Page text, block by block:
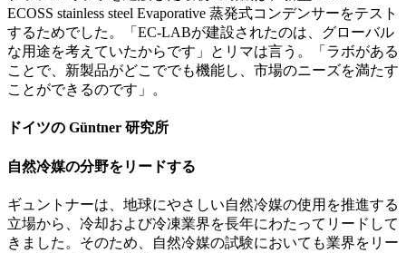
ECOSS stainless steel Evaporative 蒸発式コンデンサーをテスト
するためでした。「EC-LABが建設されたのは、グローバル
な用途を考えていたからです」とリマは言う。「ラボがある
ことで、新製品がどこででも機能し、市場のニーズを満たす
ことができるのです」。
ドイツの Güntner 研究所
自然冷媒の分野をリードする
ギュントナーは、地球にやさしい自然冷媒の使用を推進する
立場から、冷却および冷凍業界を長年にわたってリードして
きました。そのため、自然冷媒の試験においても業界をリー